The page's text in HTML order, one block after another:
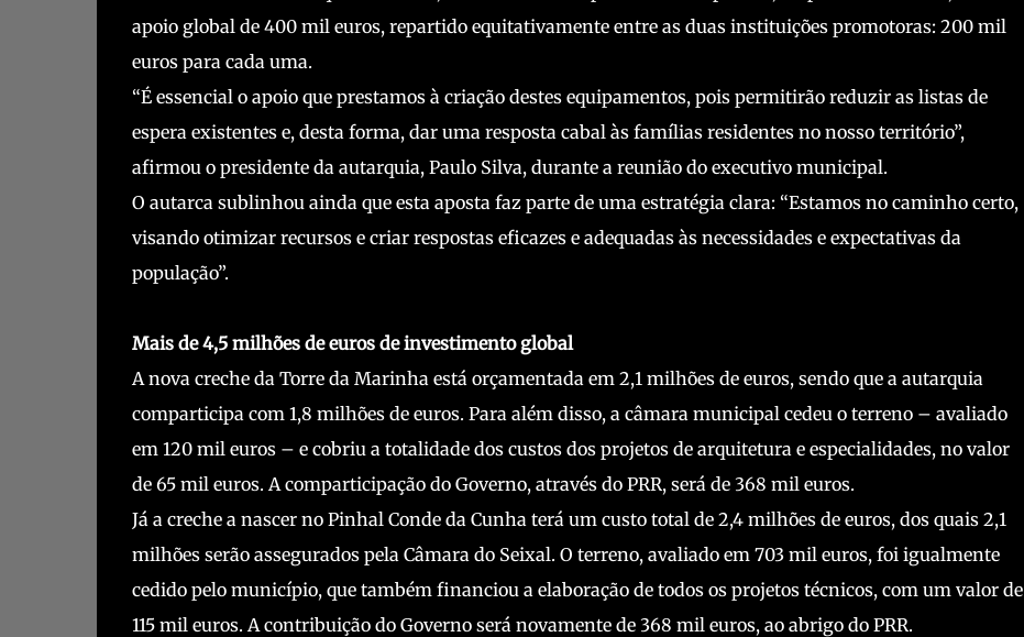
apoio global de 400 mil euros, repartido equitativamente entre as duas instituições promotoras: 200 mil
euros para cada uma.
“É essencial o apoio que prestamos à criação destes equipamentos, pois permitirão reduzir as listas de
espera existentes e, desta forma, dar uma resposta cabal às famílias residentes no nosso território”,
afirmou o presidente da autarquia, Paulo Silva, durante a reunião do executivo municipal.
O autarca sublinhou ainda que esta aposta faz parte de uma estratégia clara: “Estamos no caminho certo,
visando otimizar recursos e criar respostas eficazes e adequadas às necessidades e expectativas da
população”.
Mais de 4,5 milhões de euros de investimento global
A nova creche da Torre da Marinha está orçamentada em 2,1 milhões de euros, sendo que a autarquia
comparticipa com 1,8 milhões de euros. Para além disso, a câmara municipal cedeu o terreno – avaliado
em 120 mil euros – e cobriu a totalidade dos custos dos projetos de arquitetura e especialidades, no valor
de 65 mil euros. A comparticipação do Governo, através do PRR, será de 368 mil euros.
Já a creche a nascer no Pinhal Conde da Cunha terá um custo total de 2,4 milhões de euros, dos quais 2,1
milhões serão assegurados pela Câmara do Seixal. O terreno, avaliado em 703 mil euros, foi igualmente
cedido pelo município, que também financiou a elaboração de todos os projetos técnicos, com um valor de
115 mil euros. A contribuição do Governo será novamente de 368 mil euros, ao abrigo do PRR.